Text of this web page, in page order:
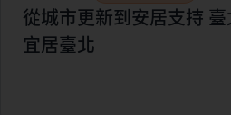
從城市更新到安居支持
宜居臺北